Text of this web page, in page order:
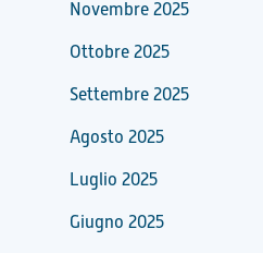
Novembre 2025
Ottobre 2025
Settembre 2025
Agosto 2025
Luglio 2025
Giugno 2025